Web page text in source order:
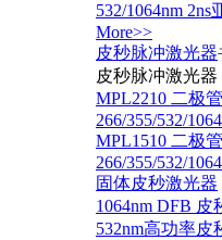
532/1064nm
More>>
皮秒脉冲激光器
皮秒脉冲激光器
​MPL2210 二极
266/355/532/
MPL1510 二极
266/355/532/
固体皮秒激光器
1064nm DFB 皮
532nm高功率皮